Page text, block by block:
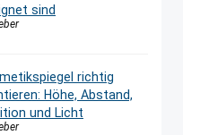
sind
richtig
Höhe, Abstand,
und Licht